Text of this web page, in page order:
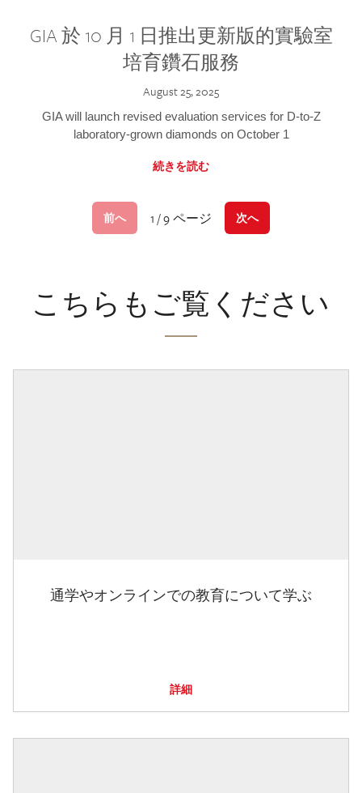
GIA 於 10 月 1 日推出更新版的實驗室
培育鑽石服務
August 25, 2025
GIA will launch revised evaluation services for D-to-Z
laboratory-grown diamonds on October 1
続きを読む
前へ 1 / 9 ページ 次へ
こちらもご覧ください
通学やオンラインでの教育について学ぶ
詳細